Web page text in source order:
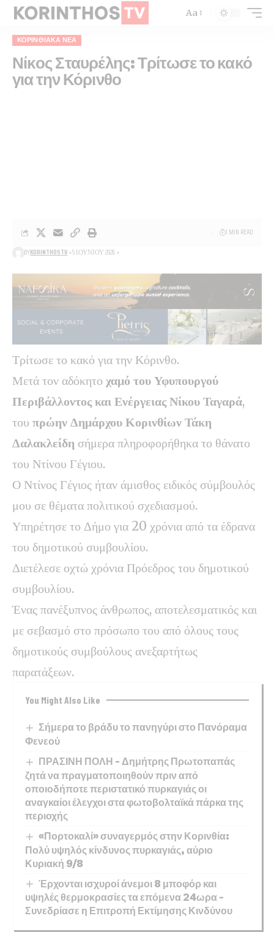
Aa
ΚΟΡΙΝΘΙΑΚΆ ΝΈΑ
Νίκος Σταυρέλης: Τρίτωσε το κακό
για την Κόρινθο
BYKORINTHOSTV 5 ΙΟΥΝΊΟΥ 2026
1 MIN READ
Τρίτωσε το κακό για την Κόρινθο.
Μετά τον αδόκητο χαμό του Υφυπουργού
Περιβάλλοντος και Ενέργειας Νίκου Ταγαρά,
του πρώην Δημάρχου Κορινθίων Τάκη
Δαλακλείδη σήμερα πληροφορήθηκα το θάνατο
του Ντίνου Γέγιου.
Ο Ντίνος Γέγιος ήταν άμισθος ειδικός σύμβουλός
μου σε θέματα πολιτικού σχεδιασμού.
Υπηρέτησε το Δήμο για 20 χρόνια από τα έδρανα
του δημοτικού συμβουλίου.
Διετέλεσε οχτώ χρόνια Πρόεδρος του δημοτικού
συμβουλίου.
Ένας πανέξυπνος άνθρωπος, αποτελεσματικός και
με σεβασμό στο πρόσωπο του από όλους τους
δημοτικούς συμβούλους ανεξαρτήτως
παρατάξεων.
You Might Also Like
Σήμερα το βράδυ το πανηγύρι στο Πανόραμα
Φενεού
ΠΡΑΣΙΝΗ ΠΟΛΗ – Δημήτρης Πρωτοπαπάς
ζητά να πραγματοποιηθούν πριν από
οποιοδήποτε περιστατικό πυρκαγιάς οι
αναγκαίοι έλεγχοι στα φωτοβολταϊκά πάρκα της
περιοχής
«Πορτοκαλί» συναγερμός στην Κορινθία:
Πολύ υψηλός κίνδυνος πυρκαγιάς, αύριο
Κυριακή 9/8
Έρχονται ισχυροί άνεμοι 8 μποφόρ και
υψηλές θερμοκρασίες τα επόμενα 24ωρα –
Συνεδρίασε η Επιτροπή Εκτίμησης Κινδύνου